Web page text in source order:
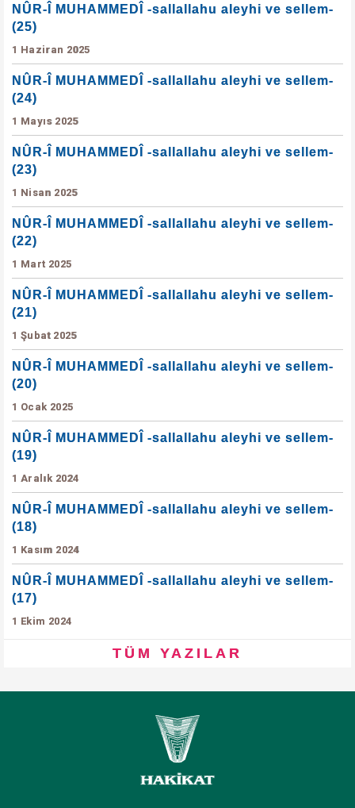
NÛR-Î MUHAMMEDÎ -sallallahu aleyhi ve sellem-
(25)
1 Haziran 2025
NÛR-Î MUHAMMEDÎ -sallallahu aleyhi ve sellem-
(24)
1 Mayıs 2025
NÛR-Î MUHAMMEDÎ -sallallahu aleyhi ve sellem-
(23)
1 Nisan 2025
NÛR-Î MUHAMMEDÎ -sallallahu aleyhi ve sellem-
(22)
1 Mart 2025
NÛR-Î MUHAMMEDÎ -sallallahu aleyhi ve sellem-
(21)
1 Şubat 2025
NÛR-Î MUHAMMEDÎ -sallallahu aleyhi ve sellem-
(20)
1 Ocak 2025
NÛR-Î MUHAMMEDÎ -sallallahu aleyhi ve sellem-
(19)
1 Aralık 2024
NÛR-Î MUHAMMEDÎ -sallallahu aleyhi ve sellem-
(18)
1 Kasım 2024
NÛR-Î MUHAMMEDÎ -sallallahu aleyhi ve sellem-
(17)
1 Ekim 2024
TÜM YAZILAR